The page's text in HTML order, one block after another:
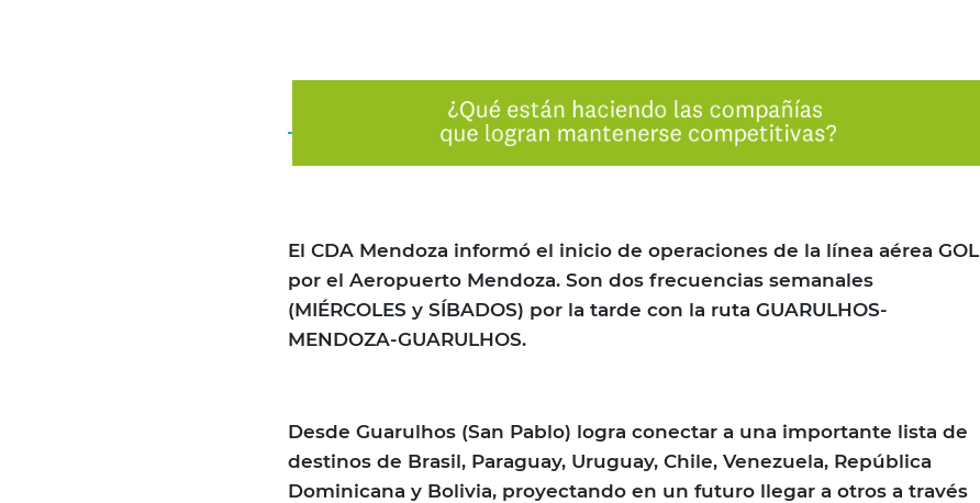
El CDA Mendoza informó el inicio de operaciones de la línea aérea GOL
por el Aeropuerto Mendoza. Son dos frecuencias semanales
(MIÉRCOLES y SÍBADOS) por la tarde con la ruta GUARULHOS-
MENDOZA-GUARULHOS.
Desde Guarulhos (San Pablo) logra conectar a una importante lista de
destinos de Brasil, Paraguay, Uruguay, Chile, Venezuela, República
Dominicana y Bolivia, proyectando en un futuro llegar a otros a través